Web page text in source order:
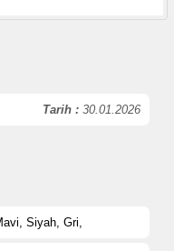
Tarih : 30.01.2026
Siyah, Gri,